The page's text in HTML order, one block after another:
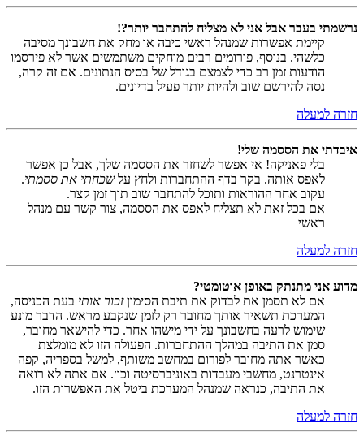
נרשמתי בעבר אבל אני לא מצליח להתחבר יותר?!
קיימת אפשרות שמנהל ראשי כיבה או מחק את חשבונך מסיבה
כלשהי. בנוסף, פורומים רבים מוחקים משתמשים אשר לא פירסמו
הודעות זמן רב כדי לצמצם בגודל של בסיס הנתונים. אם זה קרה,
נסה להירשם שוב ולהיות יותר פעיל בדיונים.
חזרה למעלה
איבדתי את הססמה שלי!
בלי פאניקה! אי אפשר לשחזר את הססמה שלך, אבל כן אפשר
לאפס אותה. בקר בדף ההתחברות ולחץ עלשכחתי את ססמתי.
עקוב אחר ההוראות ותוכל להתחבר שוב תוך זמן קצר.
אם בכל זאת לא תצליח לאפס את הססמה, צור קשר עם מנהל
ראשי
חזרה למעלה
מדוע אני מתנתק באופן אוטומטי?
אם לא תסמן את לבדוק את תיבת הסימוןזכור אותי בעת הכניסה,
המערכת תשאיר אותך מחובר רק לזמן שנקבע מראש. הדבר מונע
שימוש לרעה בחשבונך על ידי מישהו אחר. כדי להישאר מחובר,
סמן את התיבה במהלך ההתחברות. הפעולה הזו לא מומלצת
כאשר אתה מחובר לפורום במחשב משותף, למשל בספריה, קפה
אינטרנט, מחשבי מעבדות באוניברסיטה וכו׳. אם אתה לא רואה
את התיבה, כנראה שמנהל המערכת ביטל את האפשרות הזו.
חזרה למעלה